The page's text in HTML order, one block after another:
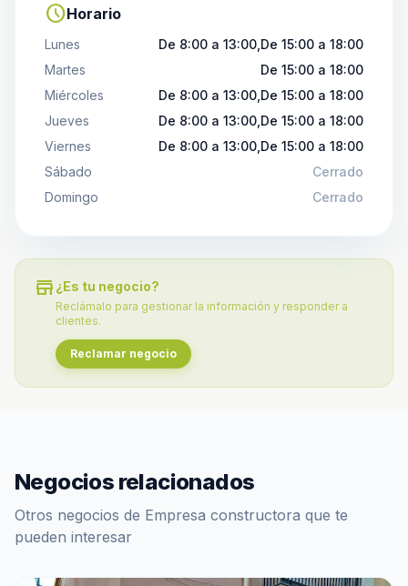
scheduleHorario
Lunes
De 8:00 a 13:00,De 15:00 a 18:00
Martes
De 15:00 a 18:00
Miércoles
De 8:00 a 13:00,De 15:00 a 18:00
Jueves
De 8:00 a 13:00,De 15:00 a 18:00
Viernes
De 8:00 a 13:00,De 15:00 a 18:00
Sábado
Cerrado
Domingo
Cerrado
store ¿Es tu negocio?
Reclámalo para gestionar la información y responder a
clientes.
Reclamar negocio
Negocios relacionados
Otros negocios de Empresa constructora que te
pueden interesar